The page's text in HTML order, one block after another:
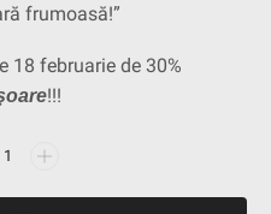
frumoasă!”
18 februarie de 30%
!!!